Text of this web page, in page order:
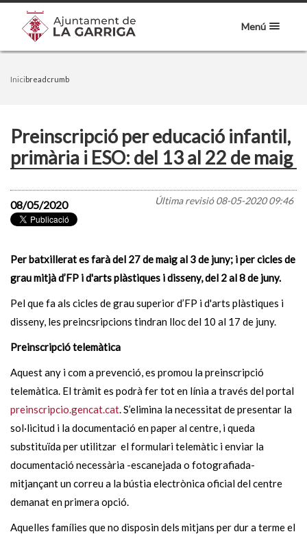
Menú
Inicibreadcrumb
Preinscripció per educació infantil,
primària i ESO: del 13 al 22 de maig
Última revisió08-05-2020 09:46
08/05/2020
Per batxillerat es farà del 27 de maig al 3 de juny; i per cicles de
grau mitjà d’FP i d'arts plàstiques i disseny, del 2 al 8 de juny.
Pel que fa als cicles de grau superior d’FP i d'arts plàstiques i
disseny, les preincsripcions tindran lloc del 10 al 17 de juny.
Preinscripció telemàtica
Aquest any i com a prevenció, es promou la preinscripció
telemàtica. El tràmit es podrà fer tot en línia a través del portal
preinscripcio.gencat.cat. S’elimina la necessitat de presentar la
sol·licitud i la documentació en paper al centre, i queda
substituïda per utilitzar el formulari telemàtic i enviar la
documentació necessària -escanejada o fotografiada-
mitjançant un correu a la bústia electrònica oficial del centre
demanat en primera opció.
Aquelles famílies que no disposin dels mitjans per dur a terme el